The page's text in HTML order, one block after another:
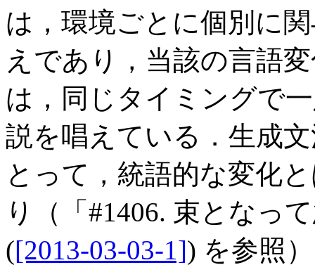
は，環境ごとに個別に
えであり，当該の言語
は，同じタイミングで
説を唱えている．生成
とって，統語的な変化
り（「#1406. 束となっ
([2013-03-03-1]) を参照